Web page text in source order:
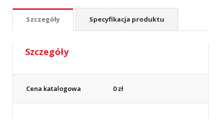
Szczegóły Specyfikacja produktu
Szczegóły
Cena katalogowa 0zł